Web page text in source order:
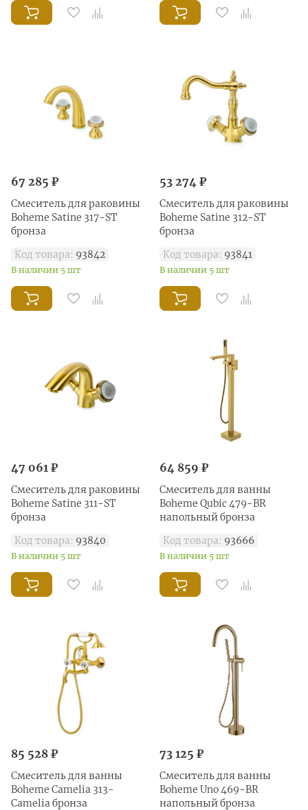
67 285 ₽
Смеситель для раковины
Boheme Satine 317-ST
бронза
Код товара: 93842
В наличии 5 шт
53 274 ₽
Смеситель для раковины
Boheme Satine 312-ST
бронза
Код товара: 93841
В наличии 5 шт
47 061 ₽
Смеситель для раковины
Boheme Satine 311-ST
бронза
Код товара: 93840
В наличии 5 шт
64 859 ₽
Смеситель для ванны
Boheme Qubic 479-BR
напольный бронза
Код товара: 93666
В наличии 5 шт
85 528 ₽
Смеситель для ванны
Boheme Сamelia 313-
Camelia бронза
73 125 ₽
Смеситель для ванны
Boheme Uno 469-BR
напольный бронза